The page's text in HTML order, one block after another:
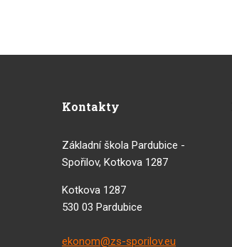
Kontakty
Základní škola Pardubice -
Spořilov, Kotkova 1287
Kotkova 1287
530 03 Pardubice
ekonom@zs-sporilov.eu